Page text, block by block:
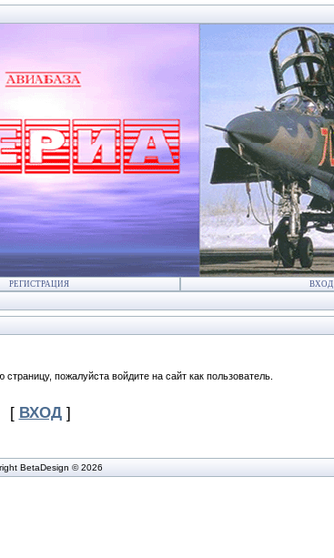
РЕГИСТРАЦИЯ ВХОД
пожалуйста войдите на сайт как пользователь.
[ ВХОД]
BetaDesign © 2026